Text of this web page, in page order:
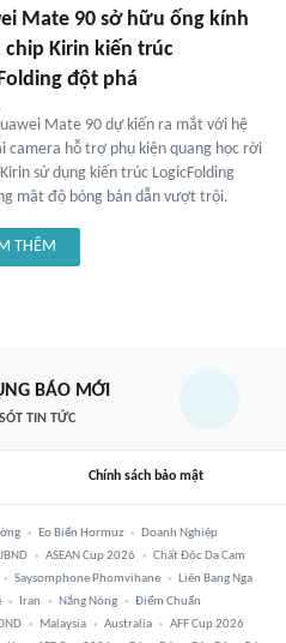
Mate 90 sở hữu ống kính
chip Kirin kiến trúc
đột phá
Mate 90 dự kiến ra mắt với hệ
camera hỗ trợ phụ kiện quang học rời
sử dụng kiến trúc LogicFolding
mật độ bóng bán dẫn vượt trội.
THÊM
BÁO MỚI
TIN TỨC
Chính sách bảo mật
Eo Biển Hormuz
Doanh Nghiệp
ASEAN Cup 2026
Chất Độc Da Cam
Saysomphone Phomvihane
Liên Bang Nga
Iran Nắng Nóng
Điểm Chuẩn
Malaysia Australia
AFF Cup 2026